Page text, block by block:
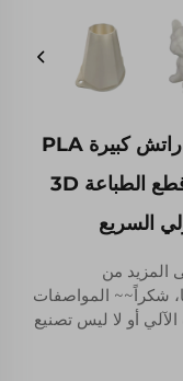
بيع ساخن أحدث Mjf Fdm Tpu راتش كبيرة PLA
حبيبات بلاستيكية SLA تخصيص قطع الطباعة 3D
السريع
المزيد من
شكراً~~ المواصفات
أو لا ليس تصنيع